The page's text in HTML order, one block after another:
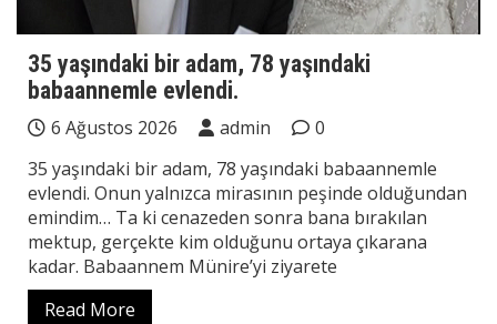
35 yaşındaki bir adam, 78 yaşındaki
babaannemle evlendi.
6 Ağustos 2026 admin
0
35 yaşındaki bir adam, 78 yaşındaki babaannemle
evlendi. Onun yalnızca mirasının peşinde olduğundan
emindim… Ta ki cenazeden sonra bana bırakılan
mektup, gerçekte kim olduğunu ortaya çıkarana
kadar. Babaannem Münire’yi ziyarete
Read More